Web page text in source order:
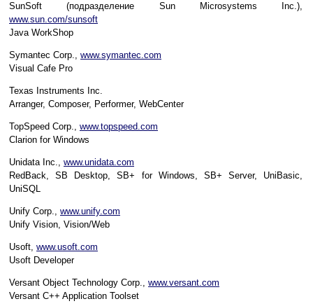
SunSoft (подразделение Sun Microsystems Inc.),
www.sun.com/sunsoft
Java WorkShop
Symantec Corp., www.symantec.com
Visual Cafe Pro
Texas Instruments Inc.
Arranger, Composer, Performer, WebCenter
TopSpeed Corp., www.topspeed.com
Clarion for Windows
Unidata Inc., www.unidata.com
RedBack, SB Desktop, SB+ for Windows, SB+ Server, UniBasic,
UniSQL
Unify Corp., www.unify.com
Unify Vision, Vision/Web
Usoft, www.usoft.com
Usoft Developer
Versant Object Technology Corp., www.versant.com
Versant C++ Application Toolset